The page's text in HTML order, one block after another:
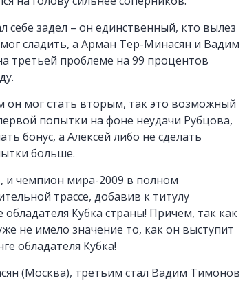
себе задел – он единственный, кто вылез
сладить, а Арман Тер-Минасян и Вадим
третьей проблеме на 99 процентов
он мог стать вторым, так это возможный
попытки на фоне неудачи Рубцова,
бонус, а Алексей либо не сделать
больше.
и чемпион мира-2009 в полном
трассе, добавив к титулу
Кубка страны! Причем, так как
не имело значение то, как он выступит
обладателя Кубка!
(Москва), третьим стал Вадим Тимонов